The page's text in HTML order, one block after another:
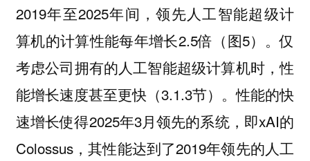
2019年至2025年间，领先人工智能超级计
算机的计算性能每年增长2.5倍（图5）。仅
考虑公司拥有的人工智能超级计算机时，性
能增长速度甚至更快（3.1.3节）。性能的快
速增长使得2025年3月领先的系统，即xAI的
Colossus，其性能达到了2019年领先的人工